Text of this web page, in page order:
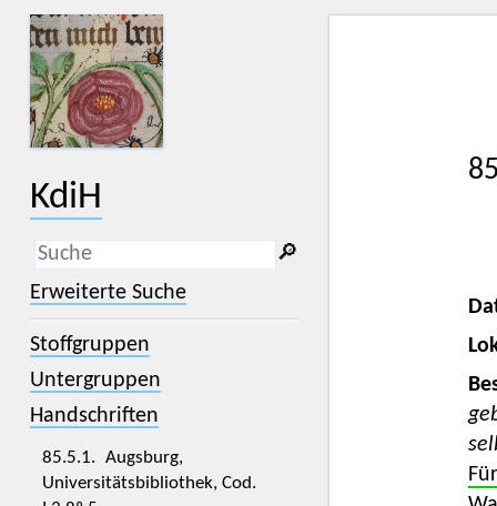
KdiH
_
(der Unterstrich) ist Platzhalter für
genau ein Zeichen.
% (das Prozentzeichen) ist Platzhalter
für kein, ein oder mehr als ein
🔎︎
Erweiterte Suche
Stoffgruppen
Untergruppen
Handschriften
85.5.1. Augsburg,
Universitätsbibliothek, Cod.